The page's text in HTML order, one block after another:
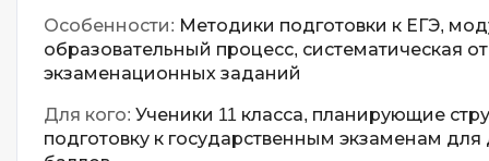
Особенности: Методики подготовки к ЕГЭ,
образовательный процесс, систематическая
экзаменационных заданий
Для кого: Ученики 11 класса, планирующие
подготовку к государственным экзаменам